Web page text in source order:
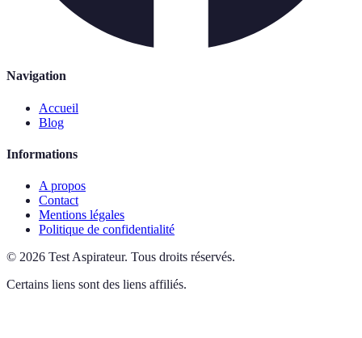
Navigation
Accueil
Blog
Informations
A propos
Contact
Mentions légales
Politique de confidentialité
© 2026 Test Aspirateur. Tous droits réservés.
Certains liens sont des liens affiliés.